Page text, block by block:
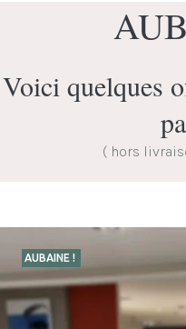
Voici quelques
( hors
AUBAINE !